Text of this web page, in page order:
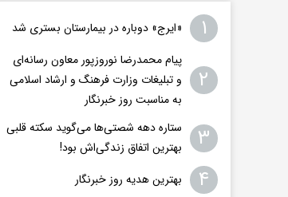
۱ «ایرج» دوباره در بیمارستان بستری شد
۲
پیام محمدرضا نوروزپور معاون رسانه‌ای
و تبلیغات وزارت فرهنگ و ارشاد اسلامی
به مناسبت روز خبرنگار
۳
ستاره دهه شصتی‌ها می‌گوید سکته قلبی
بهترین اتفاق زندگی‌اش بود!
۴ بهترین هدیه روز خبرنگار